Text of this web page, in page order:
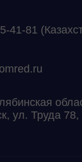
41-81
ул. Труда